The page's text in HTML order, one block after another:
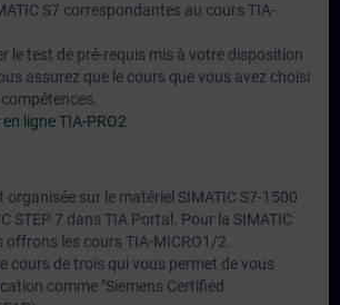
S7 correspondantes au cours TIA-
le test de pré-requis mis à votre disposition
assurez que le cours que vous avez choisi
ligne TIA-PRO2
sur le matériel SIMATIC S7-1500
STEP 7 dans TIA Portal. Pour la SIMATIC
offrons les cours TIA-MICRO1/2.
cours de trois qui vous permet de vous
comme "Siemens Certified